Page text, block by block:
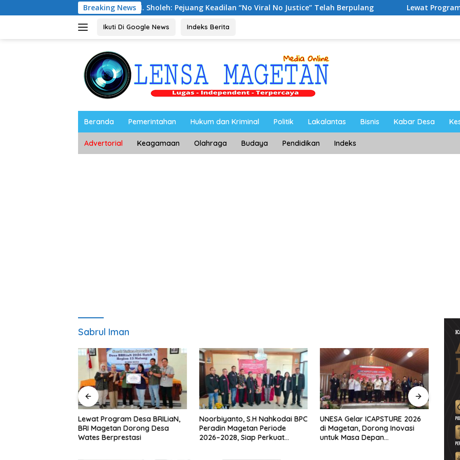
ke
Breaking News
Setiawan Kenang M. Sholeh: Pejuang Keadilan “No Viral No Justice” Telah Berpulang Lewat Program Desa BRILiaN,
Ikuti Di Google News Indeks Berita
Beranda Pemerintahan Hukum dan Kriminal Politik Lakalantas Bisnis Kabar Desa
Advertorial Keagamaan Olahraga Budaya Pendidikan Indeks
Sabrul Iman
Lewat Program Desa BRILiaN,
BRI Magetan Dorong Desa
Wates Berprestasi
Noorbiyanto, S.H Nahkodai BPC
Peradin Magetan Periode
2026–2028, Siap Perkuat
UNESA Gelar ICAPSTURE 2026
di Magetan, Dorong Inovasi
untuk Masa Depan